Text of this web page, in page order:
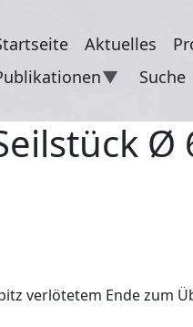
Aktuelles
Suche
verlötetem Ende zum